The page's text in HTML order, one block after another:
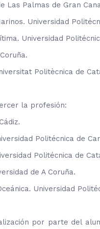
Las Palmas de Gran
Universidad
Universidad
Politècnica de
la profesión:
Politécnica de
Politécnica de
de A Coruña.
Universidad
por parte del